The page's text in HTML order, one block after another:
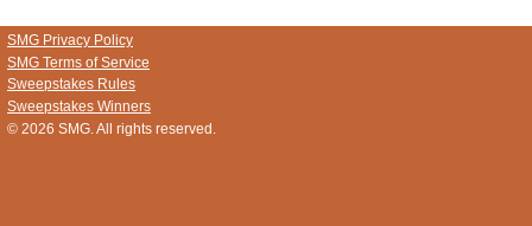
SMG Privacy Policy
SMG Terms of Service
Sweepstakes Rules
Sweepstakes Winners
© 2026 SMG. All rights reserved.